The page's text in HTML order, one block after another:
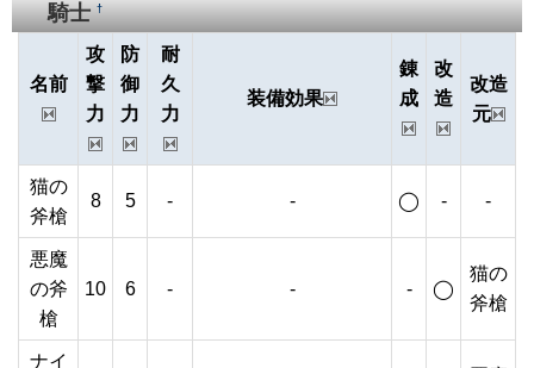
騎士†
名前
攻
撃
力
防
御
力
耐
久
力
装備効果
錬
成
改
造
改造
元
猫の
斧槍
8 5 - - ◯ - -
悪魔
の斧
槍
10 6 - - - ◯
猫の
斧槍
ナイ